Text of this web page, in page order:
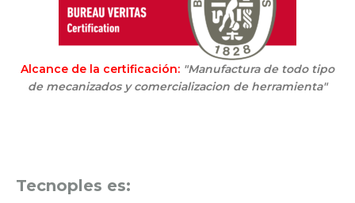
Alcance de la certificación: "Manufactura de todo tipo
de mecanizados y comercializacion de herramienta"
Tecnoples es: